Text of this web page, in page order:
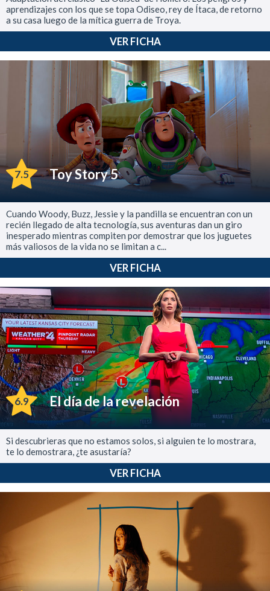
aprendizajes con los que se topa Odiseo, rey de Ítaca, de retorno
a su casa luego de la mítica guerra de Troya.
VER FICHA
7.5 Toy Story 5
Cuando Woody, Buzz, Jessie y la pandilla se encuentran con un
recién llegado de alta tecnología, sus aventuras dan un giro
inesperado mientras compiten por demostrar que los juguetes
más valiosos de la vida no se limitan a c...
VER FICHA
6.9 El día de la revelación
Si descubrieras que no estamos solos, si alguien te lo mostrara,
te lo demostrara, ¿te asustaría?
VER FICHA